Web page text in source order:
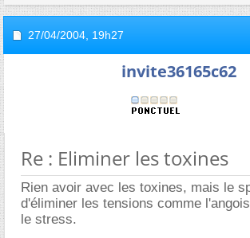
27/04/2004, 19h27
invite36165c62
Re : Eliminer les toxines
Rien avoir avec les toxines, mais le
d'éliminer les tensions comme
le stress.